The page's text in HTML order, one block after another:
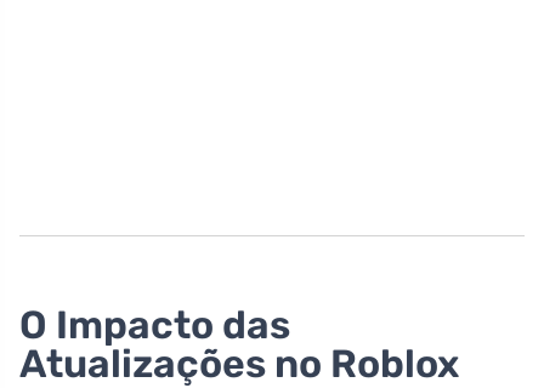
O Impacto das
Atualizações no Roblox